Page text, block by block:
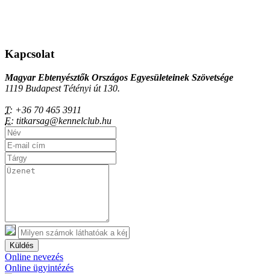
Kapcsolat
Magyar Ebtenyésztők Országos Egyesületeinek Szövetsége
1119 Budapest Tétényi út 130.
T: +36 70 465 3911
E: titkarsag@kennelclub.hu
Küldés
Online nevezés
Online ügyintézés